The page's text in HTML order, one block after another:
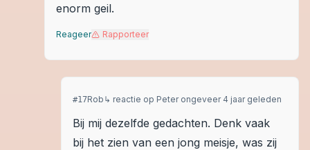
enorm geil.
Reageer Rapporteer
#17Rob ↳ reactie op Peter ongeveer 4 jaar geleden
Bij mij dezelfde gedachten. Denk vaak
bij het zien van een jong meisje, was zij